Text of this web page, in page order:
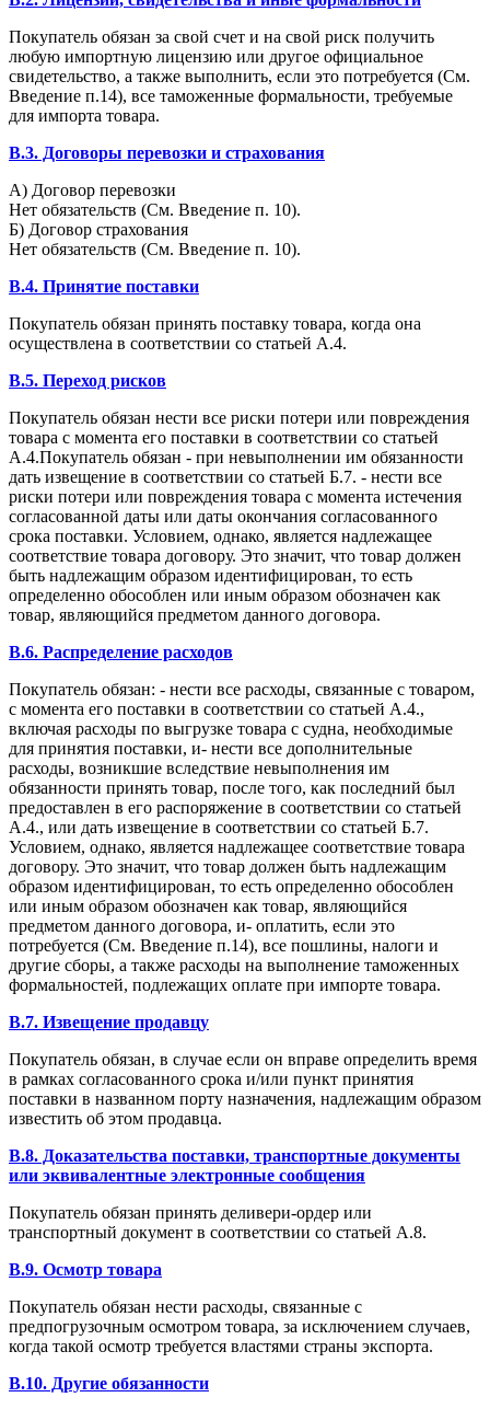
Покупатель обязан за свой счет и на свой риск получить
любую импортную лицензию или другое официальное
свидетельство, а также выполнить, если это потребуется (См.
Введение п.14), все таможенные формальности, требуемые
для импорта товара.
B.3. Договоры перевозки и страхования
А) Договор перевозки
Нет обязательств (См. Введение п. 10).
Б) Договор страхования
Нет обязательств (См. Введение п. 10).
B.4. Принятие поставки
Покупатель обязан принять поставку товара, когда она
осуществлена в соответствии со статьей А.4.
B.5. Переход рисков
Покупатель обязан нести все риски потери или повреждения
товара с момента его поставки в соответствии со статьей
А.4.Покупатель обязан - при невыполнении им обязанности
дать извещение в соответствии со статьей Б.7. - нести все
риски потери или повреждения товара с момента истечения
согласованной даты или даты окончания согласованного
срока поставки. Условием, однако, является надлежащее
соответствие товара договору. Это значит, что товар должен
быть надлежащим образом идентифицирован, то есть
определенно обособлен или иным образом обозначен как
товар, являющийся предметом данного договора.
B.6. Распределение расходов
Покупатель обязан: - нести все расходы, связанные с товаром,
с момента его поставки в соответствии со статьей А.4.,
включая расходы по выгрузке товара с судна, необходимые
для принятия поставки, и- нести все дополнительные
расходы, возникшие вследствие невыполнения им
обязанности принять товар, после того, как последний был
предоставлен в его распоряжение в соответствии со статьей
А.4., или дать извещение в соответствии со статьей Б.7.
Условием, однако, является надлежащее соответствие товара
договору. Это значит, что товар должен быть надлежащим
образом идентифицирован, то есть определенно обособлен
или иным образом обозначен как товар, являющийся
предметом данного договора, и- оплатить, если это
потребуется (См. Введение п.14), все пошлины, налоги и
другие сборы, а также расходы на выполнение таможенных
формальностей, подлежащих оплате при импорте товара.
B.7. Извещение продавцу
Покупатель обязан, в случае если он вправе определить время
в рамках согласованного срока и/или пункт принятия
поставки в названном порту назначения, надлежащим образом
известить об этом продавца.
B.8. Доказательства поставки, транспортные документы
или эквивалентные электронные сообщения
Покупатель обязан принять деливери-ордер или
транспортный документ в соответствии со статьей А.8.
B.9. Осмотр товара
Покупатель обязан нести расходы, связанные с
предпогрузочным осмотром товара, за исключением случаев,
когда такой осмотр требуется властями страны экспорта.
B.10. Другие обязанности